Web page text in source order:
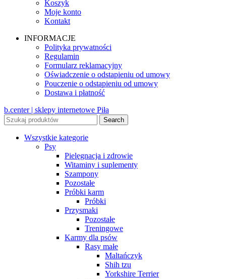
Koszyk
Moje konto
Kontakt
INFORMACJE
Polityka prywatności
Regulamin
Formularz reklamacyjny
Oświadczenie o odstapieniu od umowy
Pouczenie o odstąpieniu od umowy
Dostawa i płatność
b.center | sklepy internetowe Piła
Search
Wszystkie kategorie
Psy
Pielęgnacja i zdrowie
Witaminy i suplementy
Szampony
Pozostałe
Próbki karm
Próbki
Przysmaki
Pozostałe
Treningowe
Karmy dla psów
Rasy małe
Maltańczyk
Shih tzu
Yorkshire Terrier